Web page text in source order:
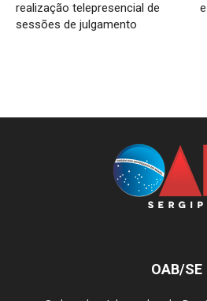
realização telepresencial de
sessões de julgamento
OAB/SE